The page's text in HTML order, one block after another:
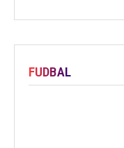
FUDBAL